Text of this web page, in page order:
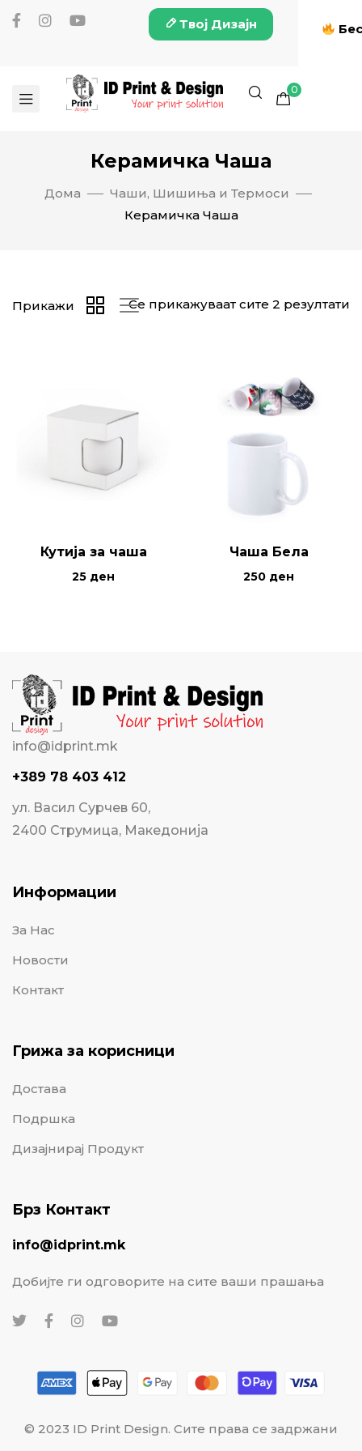
Твој Дизајн
0
Керамичка Чаша
Дома
Чаши, Шишиња и Термоси
Керамичка Чаша
Се прикажуваат сите 2 резултати
Прикажи
Кутија за чаша
25 ден
Чаша Бела
250 ден
info@idprint.mk
+389 78 403 412
ул. Васил Сурчев 60,
2400 Струмица, Македонија
Информации
За Нас
Новости
Контакт
Грижа за корисници
Достава
Подршка
Дизајнирај Продукт
Брз Контакт
info@idprint.mk
Добијте ги одговорите на сите ваши прашања
© 2023 ID Print Design. Сите права се задржани